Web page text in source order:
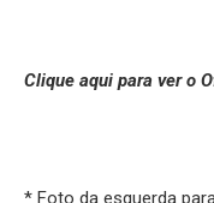
Clique aqui para ver o
* Foto da esquerda